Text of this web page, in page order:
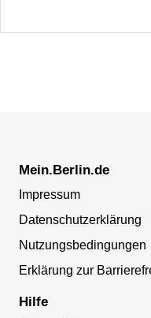
Mein.Berlin.de
Impressum
Datenschutzerklärung
Nutzungsbedingungen
Erklärung zur
Hilfe